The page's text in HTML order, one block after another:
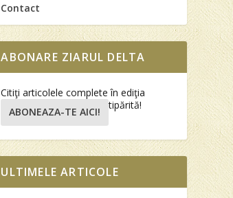
Contact
ABONARE ZIARUL DELTA
Citiţi articolele complete în ediţia
tipărită!
ABONEAZA-TE AICI!
ULTIMELE ARTICOLE